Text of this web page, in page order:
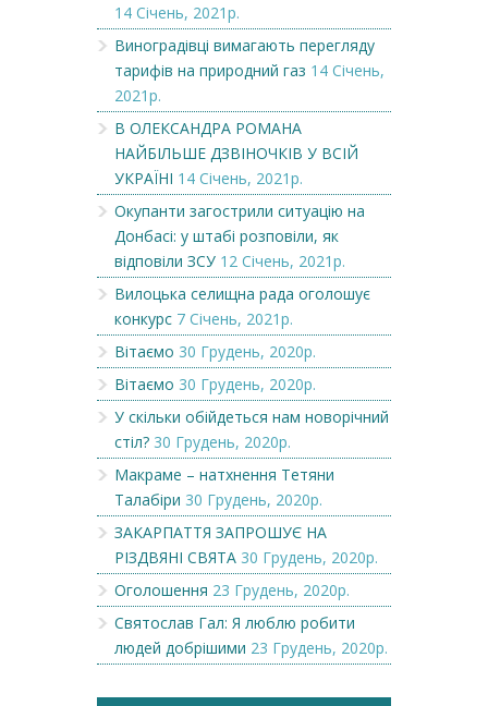
14 Січень, 2021р.
Виноградівці вимагають перегляду
тарифів на природний газ 14 Січень,
2021р.
В ОЛЕКСАНДРА РОМАНА
НАЙБІЛЬШЕ ДЗВІНОЧКІВ У ВСІЙ
УКРАЇНІ 14 Січень, 2021р.
Окупанти загострили ситуацію на
Донбасі: у штабі розповіли, як
відповіли ЗСУ 12 Січень, 2021р.
Вилоцька селищна рада оголошує
конкурс 7 Січень, 2021р.
Вітаємо 30 Грудень, 2020р.
Вітаємо 30 Грудень, 2020р.
У скільки обійдеться нам новорічний
стіл? 30 Грудень, 2020р.
Макраме – натхнення Тетяни
Талабіри 30 Грудень, 2020р.
ЗАКАРПАТТЯ ЗАПРОШУЄ НА
РІЗДВЯНІ СВЯТА 30 Грудень, 2020р.
Оголошення 23 Грудень, 2020р.
Святослав Гал: Я люблю робити
людей добрішими 23 Грудень, 2020р.